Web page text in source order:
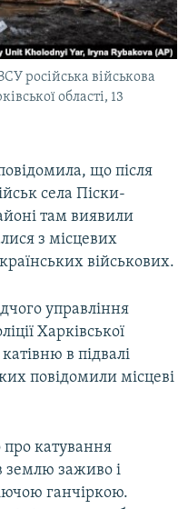
російська військова
області, 13
що після
села Піски-
там виявили
з місцевих
військових.
управління
Харківської
в підвалі
повідомили місцеві
про катування
землю заживо і
ганчіркою.